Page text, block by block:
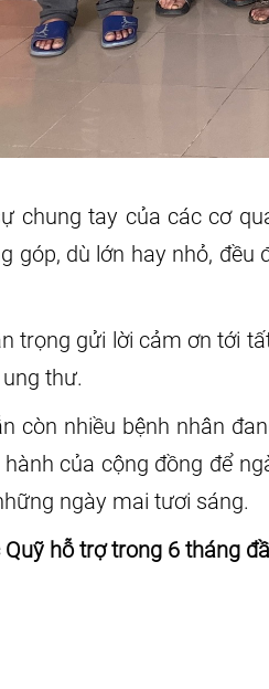
chung tay của các cơ
góp, dù lớn hay nhỏ,
trọng gửi lời cảm ơn tới
thư.
còn nhiều bệnh nhân
của cộng đồng để
ngày mai tươi sáng.
hỗ trợ trong 6 tháng